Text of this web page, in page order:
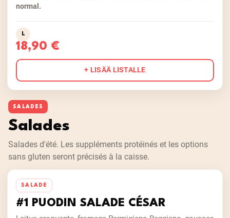
normal.
L
18,90 €
+ LISÄÄ LISTALLE
SALADES
Salades
Salades d'été. Les suppléments protéinés et les options
sans gluten seront précisés à la caisse.
SALADE
#1 PUODIN SALADE CÉSAR